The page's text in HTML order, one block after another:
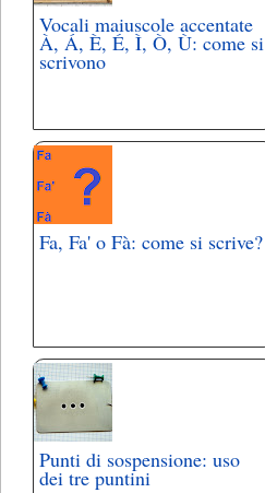
Vocali maiuscole accentate
À, Á, È, É, Ì, Ò, Ù: come si
scrivono
Fa, Fa' o Fà: come si scrive?
Punti di sospensione: uso
dei tre puntini